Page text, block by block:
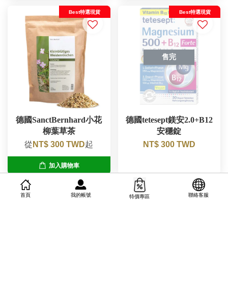
Best特選現貨
德國SanctBernhard小花
柳葉草茶
從 NT$ 300 TWD起
加入購物車
售完
Best特選現貨
德國tetesept鎂安2.0+B12
安穩錠
NT$ 300 TWD
Best特選現貨 Best特選現貨
首頁 我的帳號 特價專區 聯絡客服